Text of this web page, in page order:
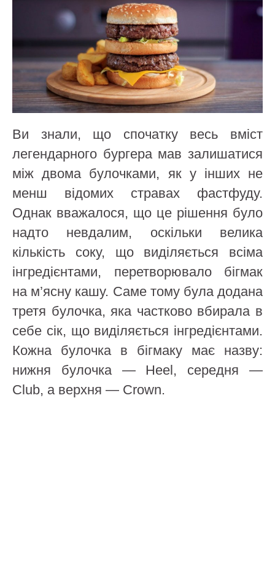
Ви знали, що спочатку весь вміст
легендарного бургера мав залишатися
між двома булочками, як у інших не
менш відомих стравах фастфуду.
Однак вважалося, що це рішення було
надто невдалим, оскільки велика
кількість соку, що виділяється всіма
інгредієнтами, перетворювало бігмак
на м’ясну кашу. Саме тому була додана
третя булочка, яка частково вбирала в
себе сік, що виділяється інгредієнтами.
Кожна булочка в бігмаку має назву:
нижня булочка — Heel, середня —
Club, а верхня — Crown.